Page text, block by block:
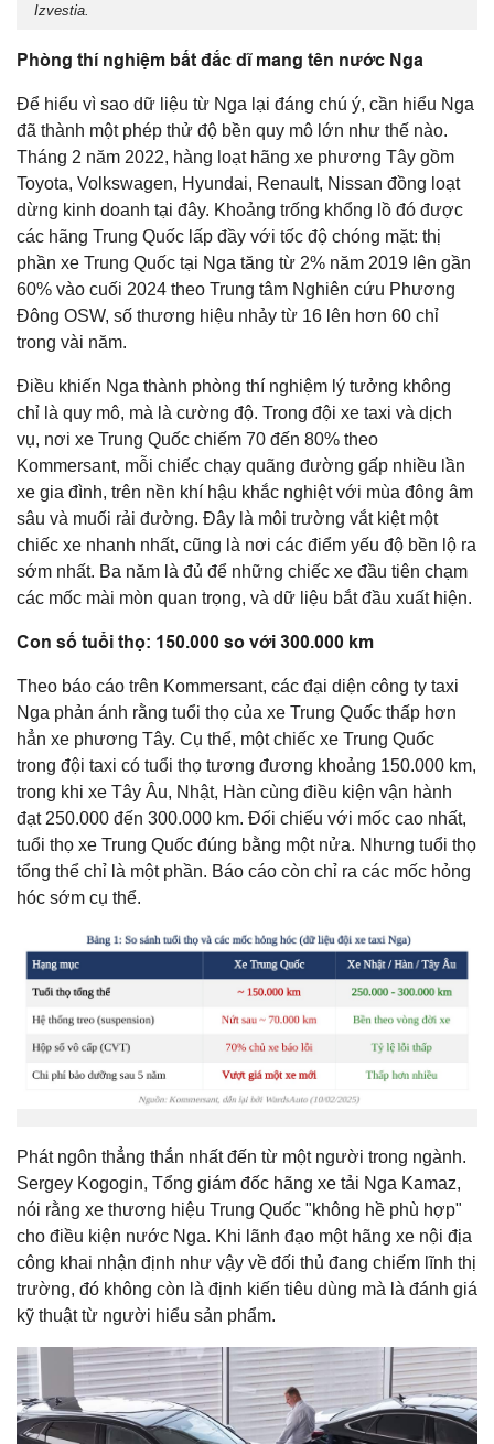
Izvestia.
Phòng thí nghiệm bất đắc dĩ mang tên nước Nga
Để hiểu vì sao dữ liệu từ Nga lại đáng chú ý, cần hiểu Nga
đã thành một phép thử độ bền quy mô lớn như thế nào.
Tháng 2 năm 2022, hàng loạt hãng xe phương Tây gồm
Toyota, Volkswagen, Hyundai, Renault, Nissan đồng loạt
dừng kinh doanh tại đây. Khoảng trống khổng lồ đó được
các hãng Trung Quốc lấp đầy với tốc độ chóng mặt: thị
phần xe Trung Quốc tại Nga tăng từ 2% năm 2019 lên gần
60% vào cuối 2024 theo Trung tâm Nghiên cứu Phương
Đông OSW, số thương hiệu nhảy từ 16 lên hơn 60 chỉ
trong vài năm.
Điều khiến Nga thành phòng thí nghiệm lý tưởng không
chỉ là quy mô, mà là cường độ. Trong đội xe taxi và dịch
vụ, nơi xe Trung Quốc chiếm 70 đến 80% theo
Kommersant, mỗi chiếc chạy quãng đường gấp nhiều lần
xe gia đình, trên nền khí hậu khắc nghiệt với mùa đông âm
sâu và muối rải đường. Đây là môi trường vắt kiệt một
chiếc xe nhanh nhất, cũng là nơi các điểm yếu độ bền lộ ra
sớm nhất. Ba năm là đủ để những chiếc xe đầu tiên chạm
các mốc mài mòn quan trọng, và dữ liệu bắt đầu xuất hiện.
Con số tuổi thọ: 150.000 so với 300.000 km
Theo báo cáo trên Kommersant, các đại diện công ty taxi
Nga phản ánh rằng tuổi thọ của xe Trung Quốc thấp hơn
hẳn xe phương Tây. Cụ thể, một chiếc xe Trung Quốc
trong đội taxi có tuổi thọ tương đương khoảng 150.000 km,
trong khi xe Tây Âu, Nhật, Hàn cùng điều kiện vận hành
đạt 250.000 đến 300.000 km. Đối chiếu với mốc cao nhất,
tuổi thọ xe Trung Quốc đúng bằng một nửa. Nhưng tuổi thọ
tổng thể chỉ là một phần. Báo cáo còn chỉ ra các mốc hỏng
hóc sớm cụ thể.
Phát ngôn thẳng thắn nhất đến từ một người trong ngành.
Sergey Kogogin, Tổng giám đốc hãng xe tải Nga Kamaz,
nói rằng xe thương hiệu Trung Quốc "không hề phù hợp"
cho điều kiện nước Nga. Khi lãnh đạo một hãng xe nội địa
công khai nhận định như vậy về đối thủ đang chiếm lĩnh thị
trường, đó không còn là định kiến tiêu dùng mà là đánh giá
kỹ thuật từ người hiểu sản phẩm.